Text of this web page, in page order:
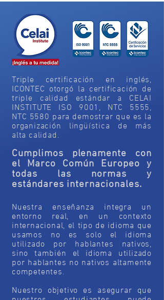
Triple certificación en inglés,
ICONTEC otorgó la certificación de
triple calidad estándar a CELAI
INSTITUTE ISO 9001, NTC 5555,
NTC 5580 para demostrar que es la
organización lingüística de más
alta calidad.
Cumplimos plenamente con
el Marco Común Europeo y
todas las normas y
estándares internacionales.
Nuestra enseñanza integra un
entorno real, en un contexto
internacional, el tipo de idioma que
usamos no es solo el idioma
utilizado por hablantes nativos,
sino también el idioma utilizado
por hablantes no nativos altamente
competentes.
Nuestro objetivo es asegurar que